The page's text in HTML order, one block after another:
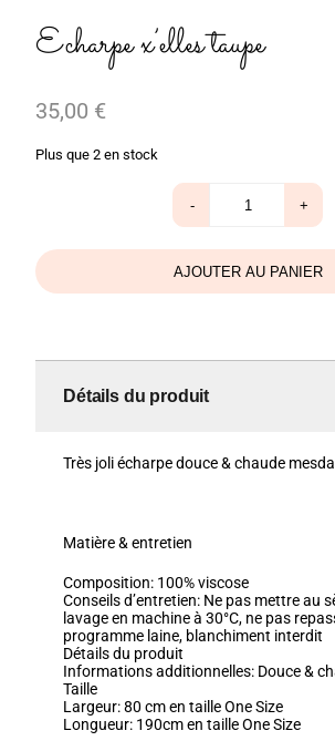
Echarpe x’elles taupe
35,00 €
Plus que 2 en stock
de
Echarpe
x'elles
taupe
- +
AJOUTER AU PANIER
Détails du produit
Très joli écharpe douce & chaude
Matière & entretien
Composition: 100% viscose
Conseils d’entretien: Ne pas mettre au
lavage en machine à 30°C, ne pas
programme laine, blanchiment interdit
Détails du produit
Informations additionnelles: Douce &
Taille
Largeur:80 cm en taille One Size
Longueur: 190cm en taille One Size